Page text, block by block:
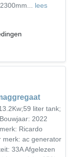
lees
liter tank;
2022
Ricardo
merk: ac generator
33A Afgelezen